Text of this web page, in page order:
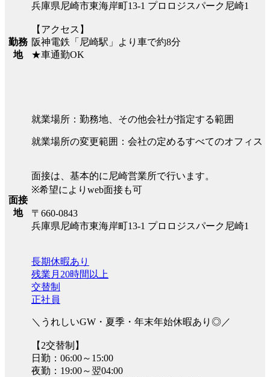
勤務
地
兵庫県尼崎市東海岸町13-1 プロロジスパーク尼崎1
【アクセス】
阪神電鉄「尼崎駅」より車で約8分
★車通勤OK
就業場所：勤務地、その他会社が指定する範囲
就業場所の変更範囲：会社の定めるすべてのオフィス
面接
地
面接は、基本的に尼崎営業所で行います。
※希望によりweb面接も可
〒660-0843
兵庫県尼崎市東海岸町13-1 プロロジスパーク尼崎1
長期休暇あり
残業月20時間以上
交替制
正社員
＼うれしいGW・夏季・年末年始休暇あり◎／
【2交替制】
日勤：06:00～15:00
夜勤：19:00～翌04:00